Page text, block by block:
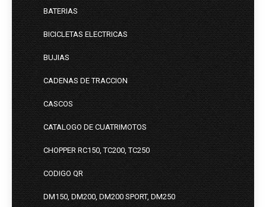
BATERIAS
BICICLETAS ELECTRICAS
BUJIAS
CADENAS DE TRACCION
CASCOS
CATALOGO DE CUATRIMOTOS
CHOPPER RC150, TC200, TC250
CODIGO QR
DM150, DM200, DM200 SPORT, DM250